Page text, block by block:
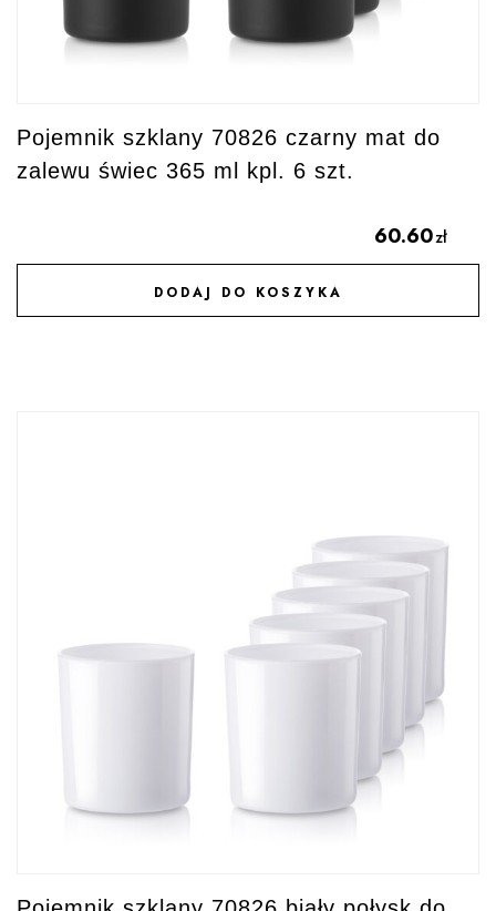
Pojemnik szklany 70826 czarny mat do
zalewu świec 365 ml kpl. 6 szt.
60.60zł
DODAJ DO KOSZYKA
DODAJ DO ULUBIONYCH